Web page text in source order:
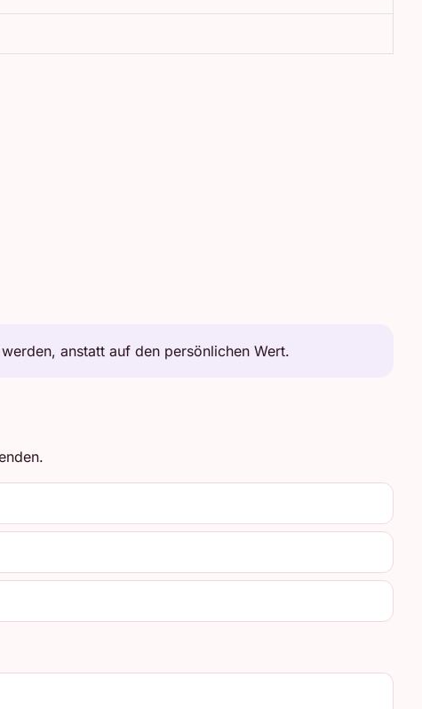
anstatt auf den persönlichen Wert.